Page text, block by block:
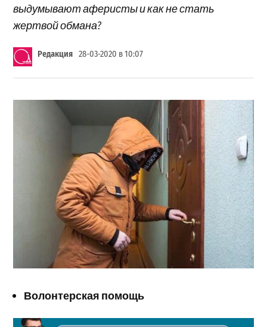
выдумывают аферисты и как не стать
жертвой обмана?
Редакция 28-03-2020 в 10:07
Волонтерская помощь